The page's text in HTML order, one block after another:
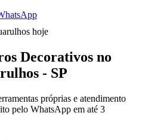
hoje
Decorativos no
- SP
próprias e atendimento
pelo WhatsApp em até 3